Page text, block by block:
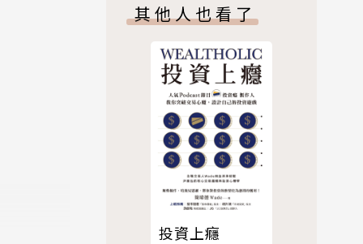
漸進認
期定額
備與規
其他人也看了
投資上癮